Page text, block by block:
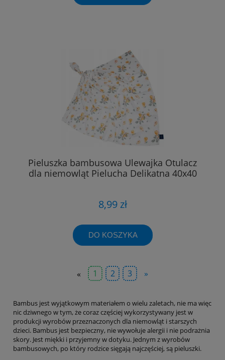
Pieluszka bambusowa Ulewajka Otulacz
dla niemowląt Pielucha Delikatna 40x40
8,99 zł
DO KOSZYKA
« 1 2 3 »
Bambus jest wyjątkowym materiałem o wielu zaletach, nie ma więc
nic dziwnego w tym, że coraz częściej wykorzystywany jest w
produkcji wyrobów przeznaczonych dla niemowląt i starszych
dzieci. Bambus jest bezpieczny, nie wywołuje alergii i nie podrażnia
skory. Jest miękki i przyjemny w dotyku. Jednym z wyrobów
bambusowych, po który rodzice sięgają najczęściej, są pieluszki.